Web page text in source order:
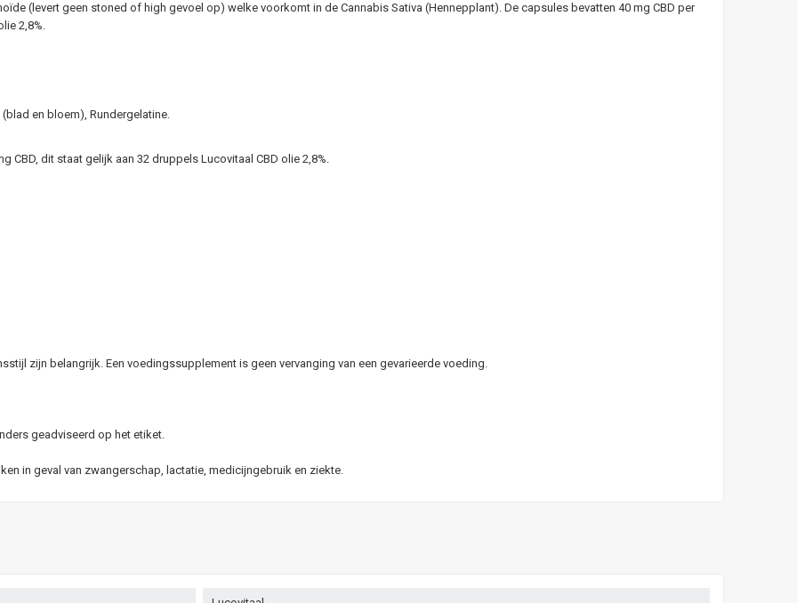
(levert geen stoned of high gevoel op) welke voorkomt in de Cannabis Sativa (Hennepplant). De capsules bevatten 40 mg CBD per
2,8%.
en bloem), Rundergelatine.
CBD, dit staat gelijk aan 32 druppels Lucovitaal CBD olie 2,8%.
zijn belangrijk. Een voedingssupplement is geen vervanging van een gevarieerde voeding.
geadviseerd op het etiket.
in geval van zwangerschap, lactatie, medicijngebruik en ziekte.